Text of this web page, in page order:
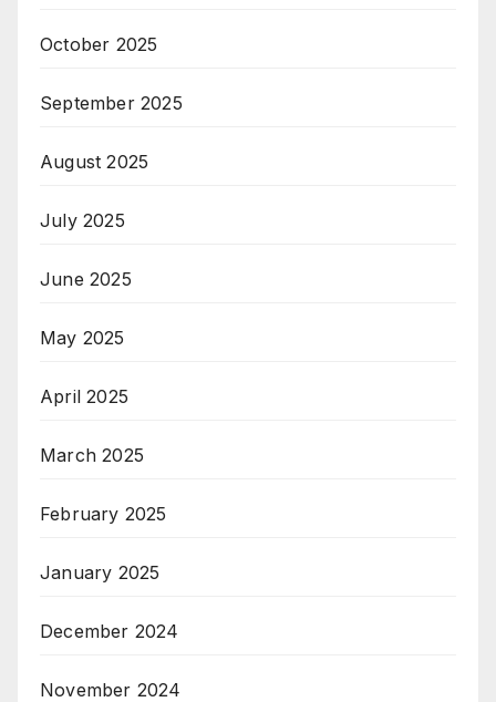
October 2025
September 2025
August 2025
July 2025
June 2025
May 2025
April 2025
March 2025
February 2025
January 2025
December 2024
November 2024